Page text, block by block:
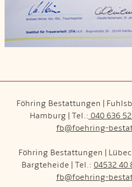
Föhring Bestattungen |
Hamburg | Tel.: 040 636
fb@foehring-
Föhring Bestattungen |
Bargteheide | Tel.: 04532 40
fb@foehring-